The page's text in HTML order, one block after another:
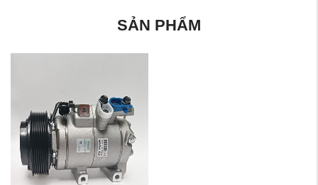
SẢN PHẨM